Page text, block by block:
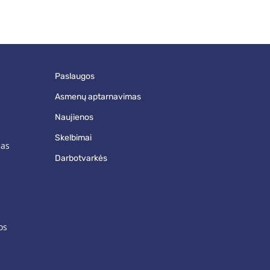
paslaugos
asmenų aptarnavimas
naujienos
skelbimai
darbotvarkės